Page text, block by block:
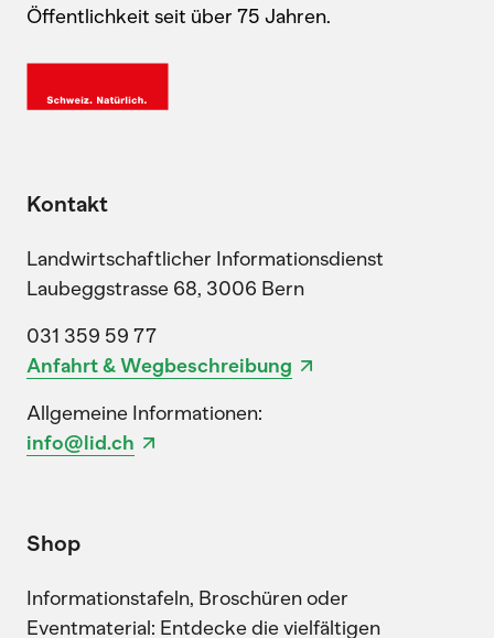
Öffentlichkeit seit über 75 Jahren.
Kontakt
Landwirtschaftlicher Informationsdienst
Laubeggstrasse 68, 3006 Bern
031 359 59 77
Anfahrt & Wegbeschreibung
Allgemeine Informationen:
info@lid.ch
Shop
Informationstafeln, Broschüren oder
Eventmaterial: Entdecke die vielfältigen